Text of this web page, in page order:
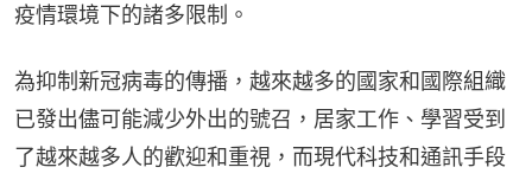
疫情環境下的諸多限制。
為抑制新冠病毒的傳播，越來越多的國家和國際組織
已發出儘可能減少外出的號召，居家工作、學習受到
了越來越多人的歡迎和重視，而現代科技和通訊手段